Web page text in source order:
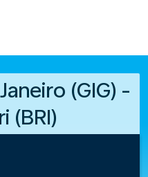
(GIG) -
(BRI)